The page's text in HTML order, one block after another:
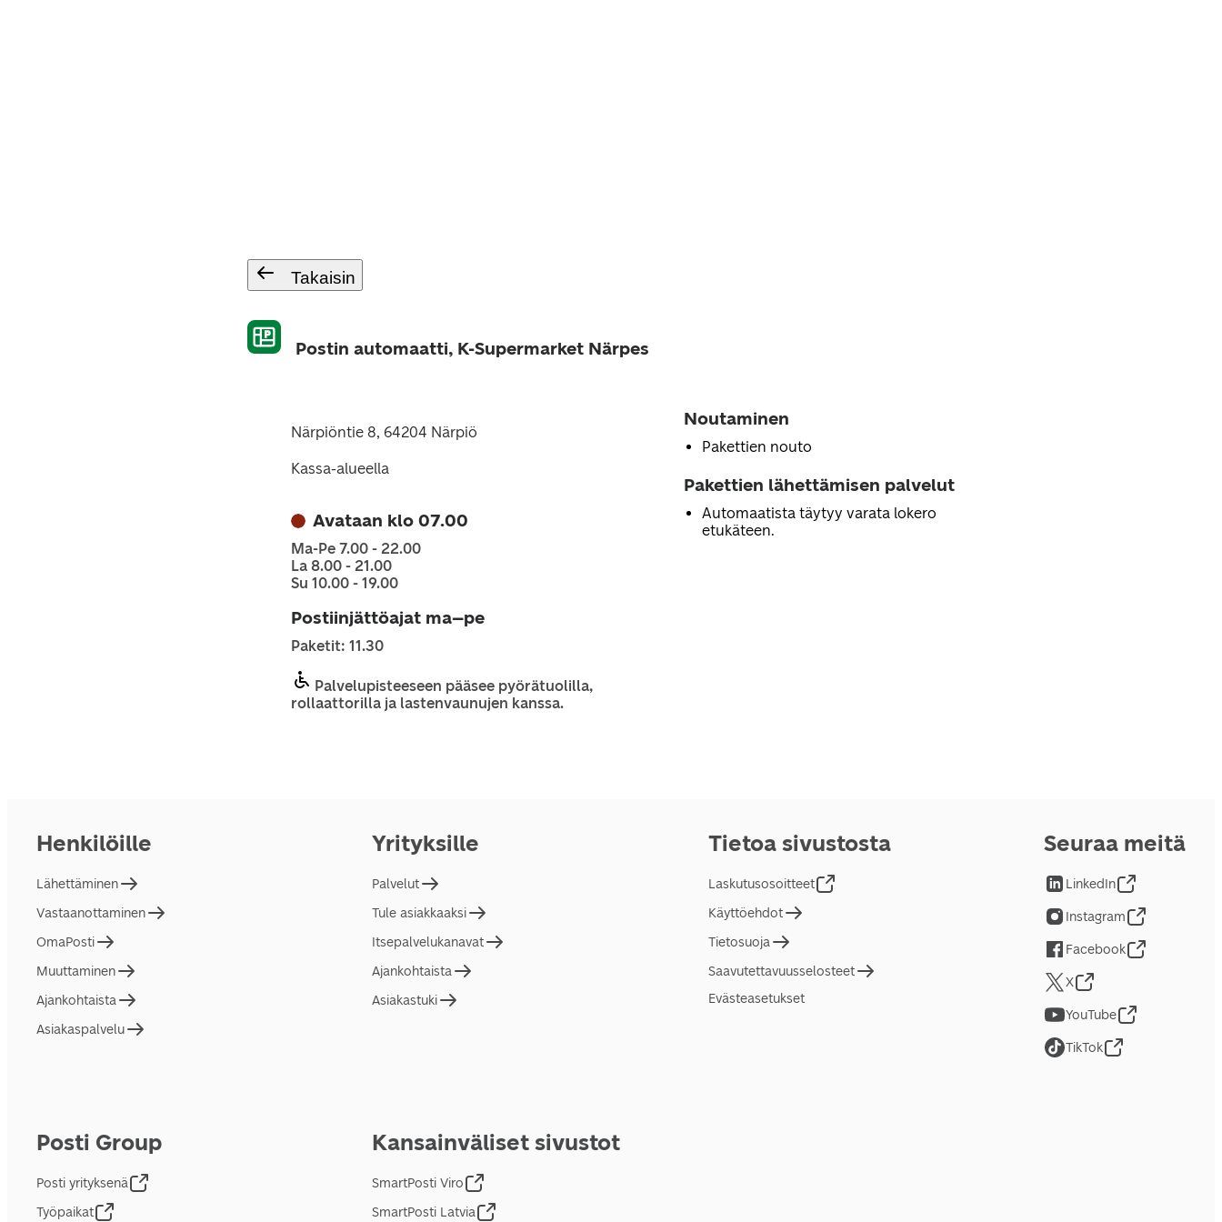
Takaisin
Postin automaatti, K-Supermarket Närpes
Närpiöntie 8, 64204 Närpiö
Kassa-alueella
Avataan klo 07.00
Ma-Pe 7.00 - 22.00
La 8.00 - 21.00
Su 10.00 - 19.00
Postiinjättöajat ma–pe
Paketit: 11.30
Palvelupisteeseen pääsee pyörätuolilla,
rollaattorilla ja lastenvaunujen kanssa.
Noutaminen
Pakettien nouto
Pakettien lähettämisen palvelut
Automaatista täytyy varata lokero
etukäteen.
Henkilöille
Lähettäminen
Vastaanottaminen
OmaPosti
Muuttaminen
Ajankohtaista
Asiakaspalvelu
Yrityksille
Palvelut
Tule asiakkaaksi
Itsepalvelukanavat
Ajankohtaista
Asiakastuki
Tietoa sivustosta
Laskutusosoitteet
Käyttöehdot
Tietosuoja
Saavutettavuusselosteet
Evästeasetukset
Posti Group
Posti yrityksenä
Työpaikat
Kansainväliset sivustot
SmartPosti Viro
SmartPosti Latvia
Seuraa meitä
LinkedIn
Instagram
Facebook
X
YouTube
TikTok